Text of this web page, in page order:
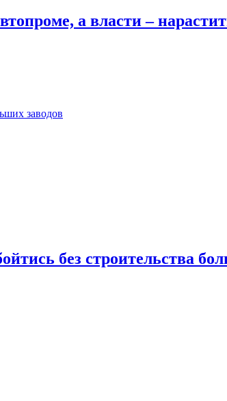
а власти –
заводов
без строительства